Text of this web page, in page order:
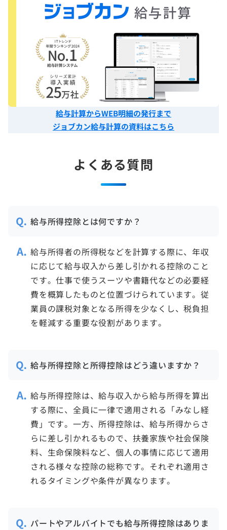
給与計算からWEB明細の発行まで
ジョブカン給与計算の資料はこちら
よくある質問
給与所得控除とは何ですか？
給与所得者の所得税などを計算する際に、年収
に応じて給与収入から差し引かれる控除のこと
です。仕事で使うスーツや書籍代などの必要経
費を概算したものと位置づけられています。従
業員の課税対象となる所得を少なくし、税負担
を軽減する重要な役割があります。
給与所得控除と所得控除はどう違いますか？
給与所得控除は、給与収入から給与所得を算出
する際に、全員に一律で適用される「みなし経
費」です。一方、所得控除は、給与所得からさ
らに差し引かれるもので、扶養家族や社会保険
料、生命保険料など、個人の事情に応じて適用
される様々な控除の総称です。それぞれ適用さ
れるタイミングや条件が異なります。
パートやアルバイトでも給与所得控除はありま